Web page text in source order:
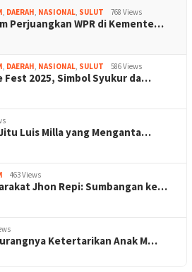
, DAERAH, NASIONAL, SULUT 768 Views
Perjuangkan WPR di Kemente…
, DAERAH, NASIONAL, SULUT 586 Views
Fest 2025, Simbol Syukur da…
Luis Milla yang Menganta…
463 Views
Jhon Repi: Sumbangan ke…
Ketertarikan Anak M…